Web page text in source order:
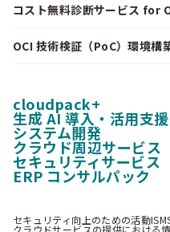
コスト無料診断サービス for
OCI 技術検証（PoC）環境構
cloudpack+
生成 AI 導入・活用支
システム開発
クラウド周辺サービス
セキュリティサービス
ERP コンサルパック
セキュリティ向上のための活動
クラウドサービスの提供における